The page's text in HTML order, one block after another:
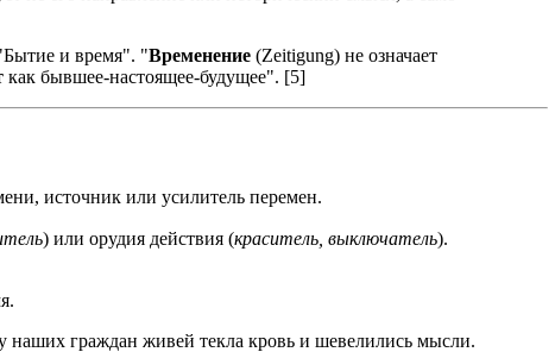
и время". "Временение (Zeitigung) не означает
как бывшее-настоящее-будущее". [5]
источник или усилитель перемен.
) или орудия действия (краситель, выключатель).
наших граждан живей текла кровь и шевелились мысли.